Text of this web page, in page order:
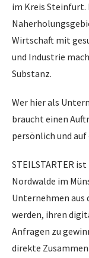
im Kreis Steinfurt.
Wirtschaft mit
und Industrie
Substanz.
Wer hier als
braucht einen
persönlich und auf
STEILSTARTER
Nordwalde im
Unternehmen aus
werden, ihren
Anfragen zu
direkte